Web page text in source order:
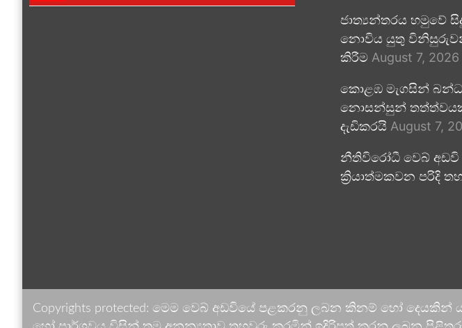
ජාත්‍යන්තරය හමුවේ
නොවිය යුතු
කිරීම August 7, 2026
කොළඹ මැගසින්
නොසන්සුන් තත්ත්වයක්
දැඩිකරයි August 7,
නීතිවිරෝධී වෙබ් අඩවි
ක්‍රියාත්මකවන පරිදි
Copyrights protected: මෙම වෙබ් අඩවියේ පළකරනු ලබන කිනම් හෝ